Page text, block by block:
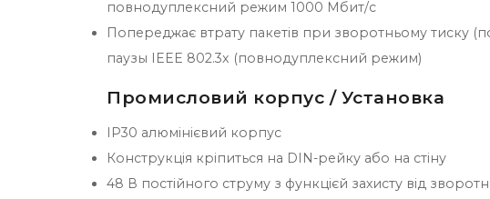
повнодуплексний режим 1000 Мбит/с
Попереджає втрату пакетів при зворотньому тиску
паузы IEEE 802.3x (повнодуплексний режим)
Промисловий корпус / Установка
IP30 алюмінієвий корпус
Конструкція кріпиться на DIN-рейку або на стіну
48 В постійного струму з функцієй захисту від